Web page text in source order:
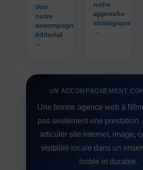
Voir
notre
accompagnement
éditorial
→
notre
approche
stratégique
→
UN ACCOMPAGNEMENT
Une bonne agence web à
pas seulement une
articuler site internet, image,
visibilité locale dans un
lisible et durable.